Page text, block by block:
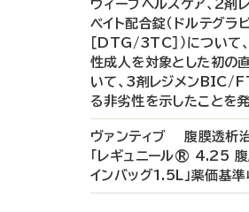
ヴィーブヘルスケア、2剤
ベイト配合錠（ドルテグラ
［DTG/3TC］）につい
性成人を対象とした初の
いて、3剤レジメンBIC/
る非劣性を示したことを
ヴァンティブ 腹膜透析
「レギュニール® 4.25
インバッグ1.5L」薬価基